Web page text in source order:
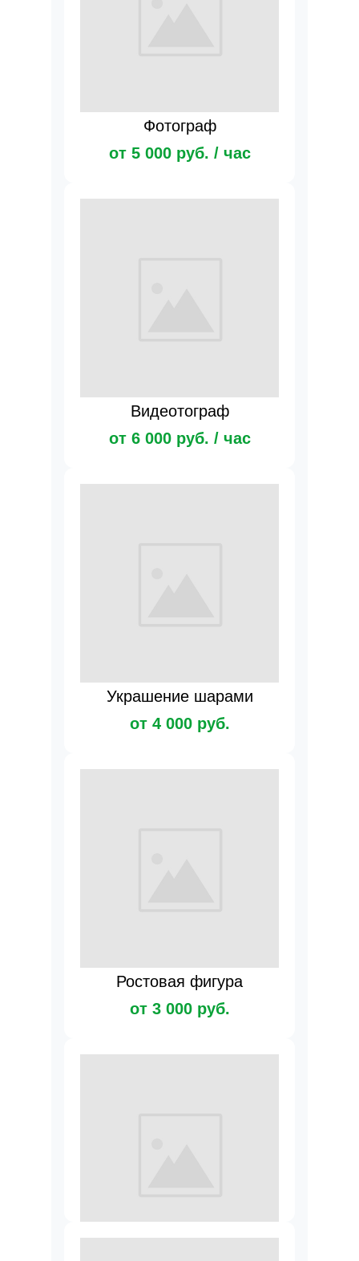
Фотограф
от 5 000 руб. / час
Видеотограф
от 6 000 руб. / час
Украшение шарами
от 4 000 руб.
Ростовая фигура
от 3 000 руб.